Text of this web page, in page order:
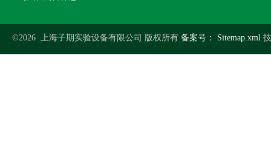
©2026 上海子期实验设备有限公司 版权所有 备案号： Sitemap.xml